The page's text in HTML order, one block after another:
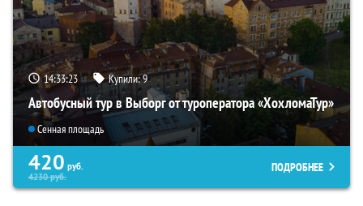
14:33:22 Купили:9
Автобусный тур в Выборг от туроператора «ХохломаТур»
Сенная площадь
420 руб.
4230руб.
ПОДРОБНЕЕ